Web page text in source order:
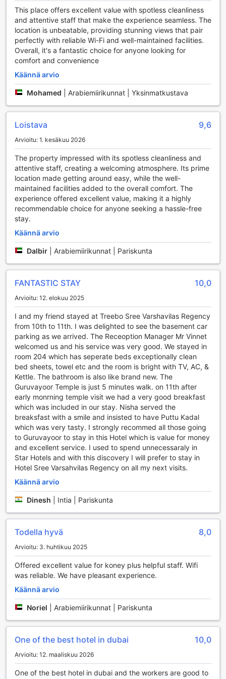
energiset DJ:t, jotka pitävät tunnelman korkealla. Olitpa
sitten tanssimassa ystävien kanssa tai vain nauttimassa
musiikista, tämä yökerho on täydellinen paikka elää hetkiä
täynnä iloa ja energiaa. Kun kaipaat rauhoittumista, hotellin
tarjoamat hierontapalvelut ovat oiva vaihtoehto
rentoutumiseen ja stressin purkamiseen. Ammattitaitoiset
terapeutit tarjoavat erilaisia hierontahoitoja, jotka virkistävät
kehoa ja mieltä, ja antavat sinulle mahdollisuuden nauttia
täydellisestä lomasta.
Urheilumahdollisuudet Sun & Sands Seaview Hotelissa
Sun & Sands Seaview Hotel tarjoaa vierailleen erinomaiset
nautinnollisen. Ulkouima-allas on täydellinen paikka
virkistäytyä kuumina päivinä ja nauttia auringosta. Altaan
ympärillä on tilaa rentoutua ja nauttia kauniista
merinäköaloista, mikä tekee siitä ihanteellisen paikan sekä
uintiin että rentoutumiseen.
Lisäksi hotellin allasbaarissa voit nauttia virkistäviä juomia ja
kevyitä välipaloja uinnin jälkeen. Tämä on täydellinen
paikka kerätä voimia päivän aktiviteeteista tai vain nauttia
rauhallisesta hetkestä ystävien tai perheen kanssa. Sun &
Sands Seaview Hotel yhdistää urheilun ja rentoutumisen
ainutlaatuisella tavalla, tarjoten unohtumattoman elämyksen
jokaiselle vierailijalle.
Sun & Sands Seaview Hotel tarjoaa vierailleen erinomaisia
mukavuuksia, jotka tekevät oleskelusta Dubaihin
unohtumatonta. Hotellin 24 tunnin huonepalvelu takaa, että
voit nauttia herkullisista aterioista ja juomista milloin
tahansa, olipa kyseessä kiireinen aamu tai myöhäinen ilta.
Lisäksi hotellin pesulapalvelut, mukaan lukien
kuivauspalvelu, pitävät vaatteesi siisteinä ja raikkaina koko
loman ajan. Huoneissa on myös tallelokerot, jotka tarjoavat
turvallisen paikan arvotavaroillesi, ja concierge-palvelu
auttaa sinua järjestämään paikallisia aktiviteetteja ja
nähtävyyksiä.
Hotellin mukavuudet eivät rajoitu vain huonepalveluihin.
Ilmainen Wi-Fi kaikissa huoneissa ja julkisissa tiloissa pitää
sinut yhteydessä ystäviisi ja perheeseesi, ja voit jakaa
matkasi hetkiä sosiaalisessa mediassa vaivatta. Luggage
storage -palvelu mahdollistaa matkatavaroiden
säilyttämisen turvallisesti, jotta voit nauttia viimeisistä
lomapäivistäsi ilman huolia. Hotellin oma kätevä myymälä
tarjoaa kaiken tarvittavan, olipa kyseessä pikkuherkku tai
hotellin merkitty tupakointialue tarjoaa mukavan paikan
Kuljetuspalvelut Sun & Sands Seaview Hotelissa
Sun & Sands Seaview Hotel tarjoaa vierailleen erinomaiset
kuljetuspalvelut, jotka tekevät matkustamisesta vaivatonta
ja miellyttävää. Hotelli tarjoaa kätevän
lentokenttäkuljetuksen, joka helpottaa saapumista ja lähtöä
Dubain vilkkaasta kansainvälisestä lentokentästä. Tämä
palvelu on suunniteltu erityisesti matkailijoille, jotka
arvostavat mukavuutta ja nopeutta saapuessaan uuteen
kohteeseen.
Lisäksi hotellissa on mahdollisuus vuokrata auto, mikä
antaa vieraillesi vapauden tutustua Dubaihin omaan tahtiin.
tekee matkasta joustavaa ja mielekästä. Hotelli tarjoaa
This place offers excellent value with spotless cleanliness
and attentive staff that make the experience seamless. The
location is unbeatable, providing stunning views that pair
perfectly with reliable Wi-Fi and well-maintained facilities.
Overall, it's a fantastic choice for anyone looking for
comfort and convenience
Käännä arvio
Mohamed Arabiemiirikunnat | Yksinmatkustava
Loistava 9,6
Arvioitu: 1. kesäkuu 2026
The property impressed with its spotless cleanliness and
attentive staff, creating a welcoming atmosphere. Its prime
location made getting around easy, while the well-
maintained facilities added to the overall comfort. The
experience offered excellent value, making it a highly
recommendable choice for anyone seeking a hassle-free
stay.
Käännä arvio
Dalbir Arabiemiirikunnat | Pariskunta
FANTASTIC STAY 10,0
Arvioitu: 12. elokuu 2025
I and my friend stayed at Treebo Sree Varshavilas Regency
from 10th to 11th. I was delighted to see the basement car
parking as we arrived. The Receoption Manager Mr Vinnet
welcomed us and his service was very good. We stayed in
room 204 which has seperate beds exceptionally clean
bed sheets, towel etc and the room is bright with TV, AC, &
Kettle. The bathroom is also like brand new. The
Guruvayoor Temple is just 5 minutes walk. on 11th after
early monrning temple visit we had a very good breakfast
which was included in our stay. Nisha served the
breaksfast with a smile and insisted to have Puttu Kadal
which was very tasty. I strongly recommed all those going
to Guruvayoor to stay in this Hotel which is value for money
and excellent service. I used to spend unnecessaraly in
Star Hotels and with this discovery I will prefer to stay in
Hotel Sree Varsahvilas Regency on all my next visits.
Käännä arvio
Dinesh Intia | Pariskunta
Todella hyvä 8,0
Arvioitu: 3. huhtikuu 2025
Offered excellent value for koney plus helpful staff. Wifi
was reliable. We have pleasant experience.
Käännä arvio
Noriel Arabiemiirikunnat | Pariskunta
One of the best hotel in dubai 10,0
Arvioitu: 12. maaliskuu 2026
One of the best hotel in dubai and the workers are good to